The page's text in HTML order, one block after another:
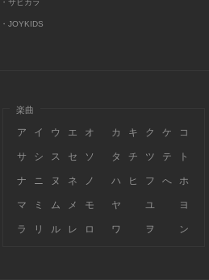
・サビカラ
・JOYKIDS
楽曲
ア イ ウ エ オ カ キ ク ケ コ
サ シ ス セ ソ タ チ ツ テ ト
ナ ニ ヌ ネ ノ ハ ヒ フ へ ホ
マ ミ ム メ モ ヤ ユ ヨ
ラ リ ル レ ロ ワ ヲ ン